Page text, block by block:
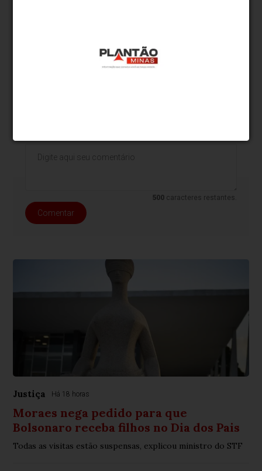
acusado pela rede social Rumble de determinar
500 caracteres restantes.
Comentar
Justiça Há 18 horas
Moraes nega pedido para que
Bolsonaro receba filhos no Dia dos Pais
Todas as visitas estão suspensas, explicou ministro do STF